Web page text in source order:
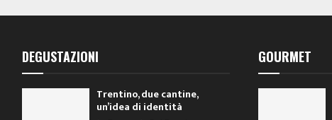
DEGUSTAZIONI
Trentino, due cantine,
un’idea di identità
GOURMET